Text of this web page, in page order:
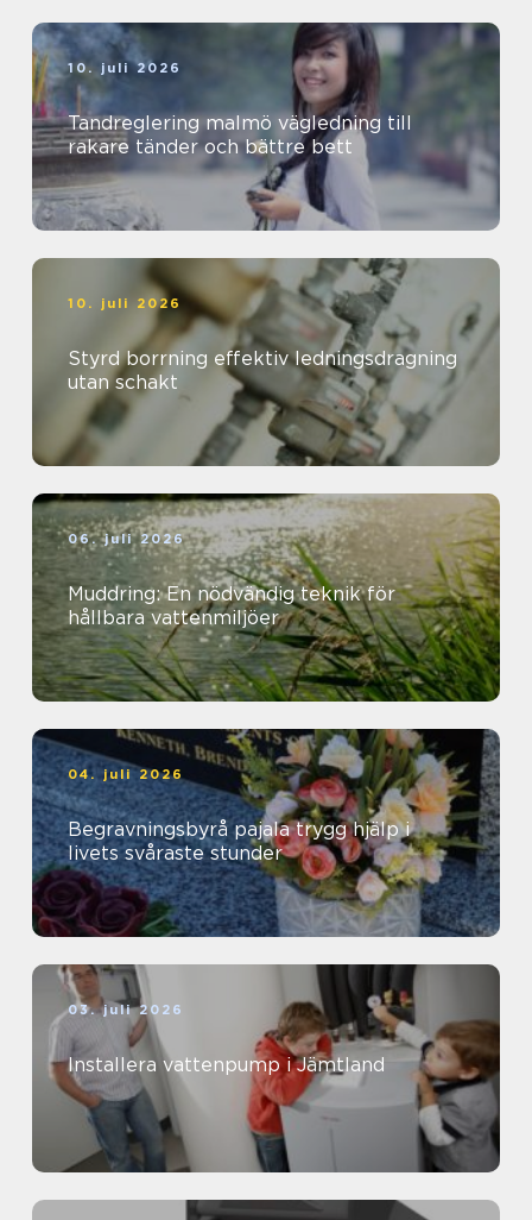
10. juli 2026
Tandreglering malmö vägledning till
rakare tänder och bättre bett
10. juli 2026
Styrd borrning effektiv ledningsdragning
utan schakt
06. juli 2026
Muddring: En nödvändig teknik för
hållbara vattenmiljöer
04. juli 2026
Begravningsbyrå pajala trygg hjälp i
livets svåraste stunder
03. juli 2026
Installera vattenpump i Jämtland